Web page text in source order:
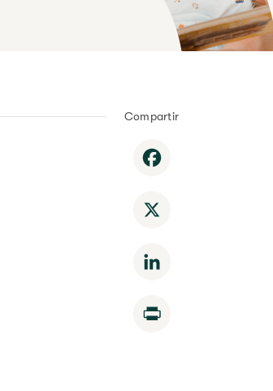
Compartir
Facebook